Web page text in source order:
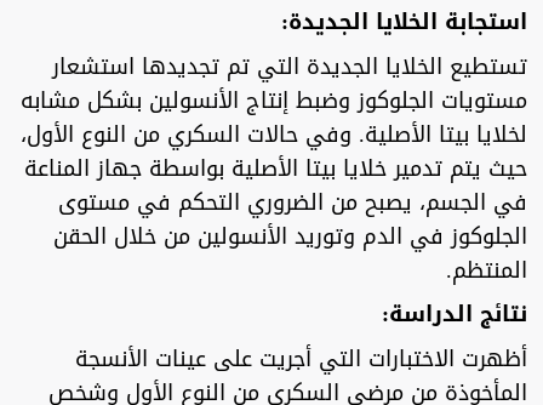
استجابة الخلايا الجديدة:
تستطيع الخلايا الجديدة التي تم تجديدها استشعار
مستويات الجلوكوز وضبط إنتاج الأنسولين بشكل مشابه
لخلايا بيتا الأصلية. وفي حالات السكري من النوع الأول،
حيث يتم تدمير خلايا بيتا الأصلية بواسطة جهاز المناعة
في الجسم، يصبح من الضروري التحكم في مستوى
الجلوكوز في الدم وتوريد الأنسولين من خلال الحقن
المنتظم.
نتائج الدراسة:
أظهرت الاختبارات التي أجريت على عينات الأنسجة
المأخوذة من مرضى السكري من النوع الأول وشخص